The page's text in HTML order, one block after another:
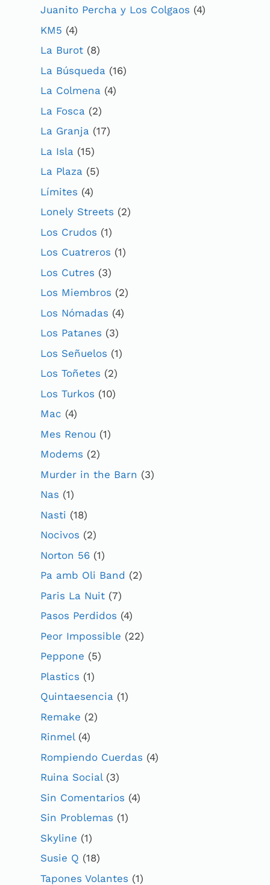
Juanito Percha y Los Colgaos (4)
KM5 (4)
La Burot (8)
La Búsqueda (16)
La Colmena (4)
La Fosca (2)
La Granja (17)
La Isla (15)
La Plaza (5)
Límites (4)
Lonely Streets (2)
Los Crudos (1)
Los Cuatreros (1)
Los Cutres (3)
Los Miembros (2)
Los Nómadas (4)
Los Patanes (3)
Los Señuelos (1)
Los Toñetes (2)
Los Turkos (10)
Mac (4)
Mes Renou (1)
Modems (2)
Murder in the Barn (3)
Nas (1)
Nasti (18)
Nocivos (2)
Norton 56 (1)
Pa amb Oli Band (2)
Paris La Nuit (7)
Pasos Perdidos (4)
Peor Impossible (22)
Peppone (5)
Plastics (1)
Quintaesencia (1)
Remake (2)
Rinmel(4)
Rompiendo Cuerdas (4)
Ruina Social(3)
Sin Comentarios (4)
Sin Problemas (1)
Skyline (1)
Susie Q (18)
Tapones Volantes (1)